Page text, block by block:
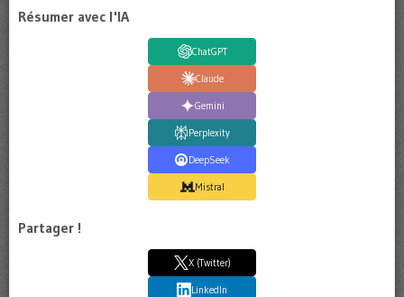
Résumer avec l'IA
ChatGPT
Claude
Gemini
Perplexity
DeepSeek
Mistral
Partager !
X (Twitter)
LinkedIn